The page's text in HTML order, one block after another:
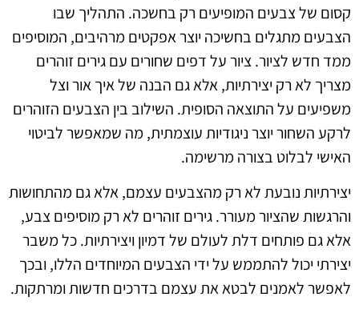
קסום של צבעים המופיעים רק בחשכה. התהליך שבו
הצבעים מתגלים בחשיכה יוצר אפקטים מרהיבים, המוסיפים
ממד חדש לציור. ציור על דפים שחורים עם גירים זוהרים
מצריך לא רק יצירתיות, אלא גם הבנה של איך אור וצל
משפיעים על התוצאה הסופית. השילוב בין הצבעים הזוהרים
לרקע השחור יוצר ניגודיות עוצמתית, מה שמאפשר לביטוי
האישי לבלוט בצורה מרשימה.
יצירתיות נובעת לא רק מהצבעים עצמם, אלא גם מהתחושות
והרגשות שהציור מעורר. גירים זוהרים לא רק מוסיפים צבע,
אלא גם פותחים דלת לעולם של דמיון ויצירתיות. כל משבר
יצירתי יכול להתממש על ידי הצבעים המיוחדים הללו, ובכך
לאפשר לאמנים לבטא את עצמם בדרכים חדשות ומרתקות.